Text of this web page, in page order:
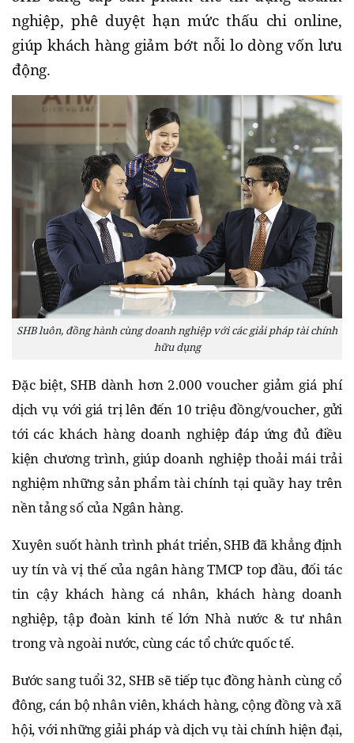
nghiệp, phê duyệt hạn mức thấu chi online,
giúp khách hàng giảm bớt nỗi lo dòng vốn lưu
động.
SHB luôn, đồng hành cùng doanh nghiệp với các giải pháp tài chính
hữu dụng
Đặc biệt, SHB dành hơn 2.000 voucher giảm giá phí
dịch vụ với giá trị lên đến 10 triệu đồng/voucher, gửi
tới các khách hàng doanh nghiệp đáp ứng đủ điều
kiện chương trình, giúp doanh nghiệp thoải mái trải
nghiệm những sản phẩm tài chính tại quầy hay trên
nền tảng số của Ngân hàng.
Xuyên suốt hành trình phát triển, SHB đã khẳng định
uy tín và vị thế của ngân hàng TMCP top đầu, đối tác
tin cậy khách hàng cá nhân, khách hàng doanh
nghiệp, tập đoàn kinh tế lớn Nhà nước & tư nhân
trong và ngoài nước, cùng các tổ chức quốc tế.
Bước sang tuổi 32, SHB sẽ tiếp tục đồng hành cùng cổ
đông, cán bộ nhân viên, khách hàng, cộng đồng và xã
hội, với những giải pháp và dịch vụ tài chính hiện đại,